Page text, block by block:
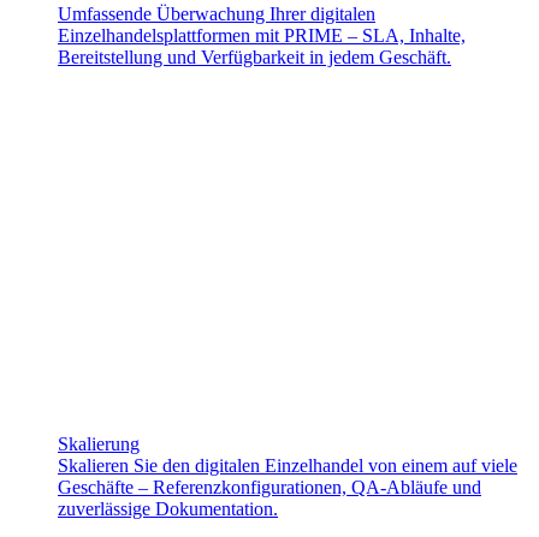
Umfassende Überwachung Ihrer digitalen
Einzelhandelsplattformen mit PRIME – SLA, Inhalte,
Bereitstellung und Verfügbarkeit in jedem Geschäft.
Skalierung
Skalieren Sie den digitalen Einzelhandel von einem auf viele
Geschäfte – Referenzkonfigurationen, QA-Abläufe und
zuverlässige Dokumentation.